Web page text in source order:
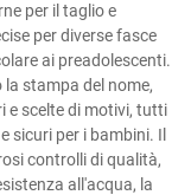
per il taglio e
per diverse fasce
ai preadolescenti.
stampa del nome,
e scelte di motivi, tutti
sicuri per i bambini. Il
controlli di qualità,
all'acqua, la